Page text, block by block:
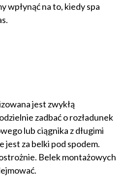
wpłynąć na to, kiedy spa
jest zwykłą
zadbać o rozładunek
lub ciągnika z długimi
jest za belki pod spodem.
Belek montażowych